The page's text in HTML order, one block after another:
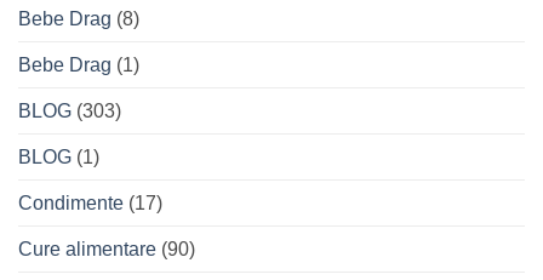
Bebe Drag (8)
Bebe Drag (1)
BLOG (303)
BLOG (1)
Condimente (17)
Cure alimentare (90)